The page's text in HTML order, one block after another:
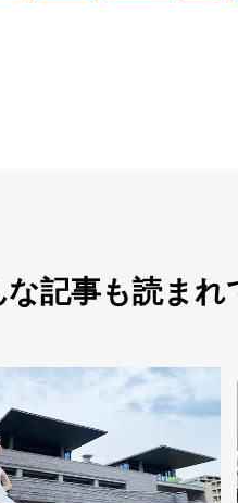
記事も読ま